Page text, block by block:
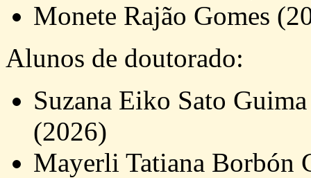
Monete Rajão Gomes
Alunos de doutorado:
Suzana Eiko Sato
(2026)
Mayerli Tatiana Borbón